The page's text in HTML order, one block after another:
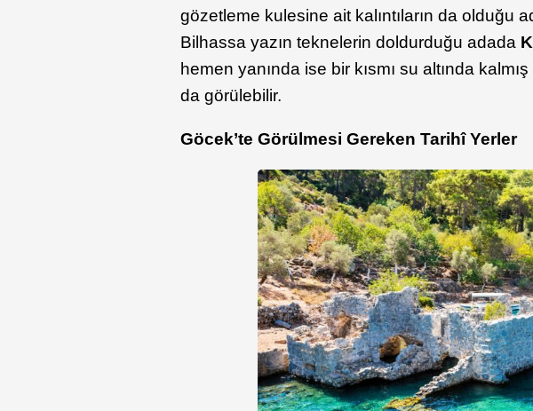
gözetleme kulesine ait kalıntıların da olduğu
Bilhassa yazın teknelerin doldurduğu adada
hemen yanında ise bir kısmı su altında kalmış
da görülebilir.
Göcek’te Görülmesi Gereken Tarihî Yerler